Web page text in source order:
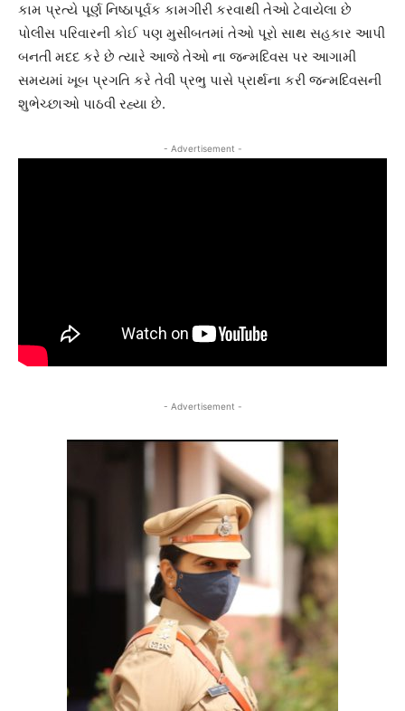
કામ પ્રત્યે પૂર્ણ નિષ્ઠાપૂર્વક કામગીરી કરવાથી તેઓ ટેવાયેલા છે
પોલીસ પરિવારની કોઈ પણ મુસીબતમાં તેઓ પૂરો સાથ સહકાર આપી
બનતી મદદ કરે છે ત્યારે આજે તેઓ ના જન્મદિવસ પર આગામી
સમયમાં ખૂબ પ્રગતિ કરે તેવી પ્રભુ પાસે પ્રાર્થના કરી જન્મદિવસની
શુભેચ્છાઓ પાઠવી રહ્યા છે.
- Advertisement -
- Advertisement -